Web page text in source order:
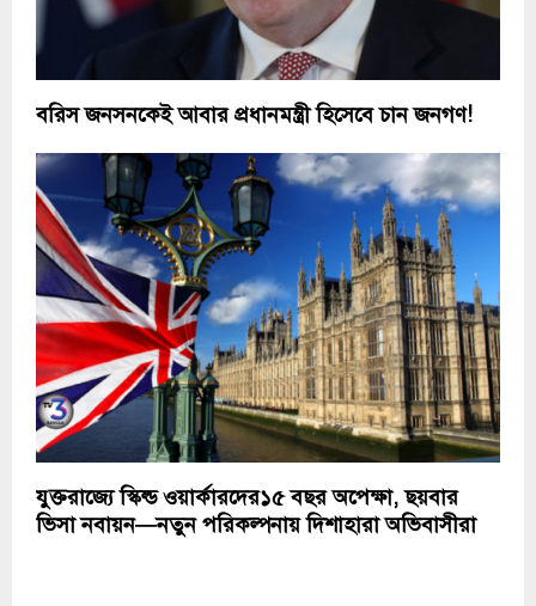
বরিস জনসনকেই আবার প্রধানমন্ত্রী হিসেবে চান জনগণ!
যুক্তরাজ্যে স্কিল্ড ওয়ার্কারদের১৫ বছর অপেক্ষা, ছয়বার
ভিসা নবায়ন—নতুন পরিকল্পনায় দিশাহারা অভিবাসীরা